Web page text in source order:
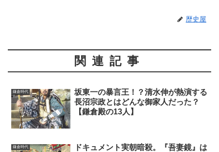
歴史屋
関連記事
鎌倉時代
坂東一の暴言王！？清水伸が熱演する
長沼宗政とはどんな御家人だった？
【鎌倉殿の13人】
鎌倉時代
ドキュメント実朝暗殺。『吾妻鏡』は